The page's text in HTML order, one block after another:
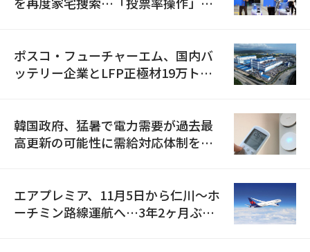
ポスコ・フューチャーエム、国内バ
ッテリー企業とLFP正極材19万トン
韓国政府、猛暑で電力需要が過去最
高更新の可能性に需給対応体制を点
エアプレミア、11月5日から仁川〜ホ
ーチミン路線運航へ…3年2ヶ月ぶり